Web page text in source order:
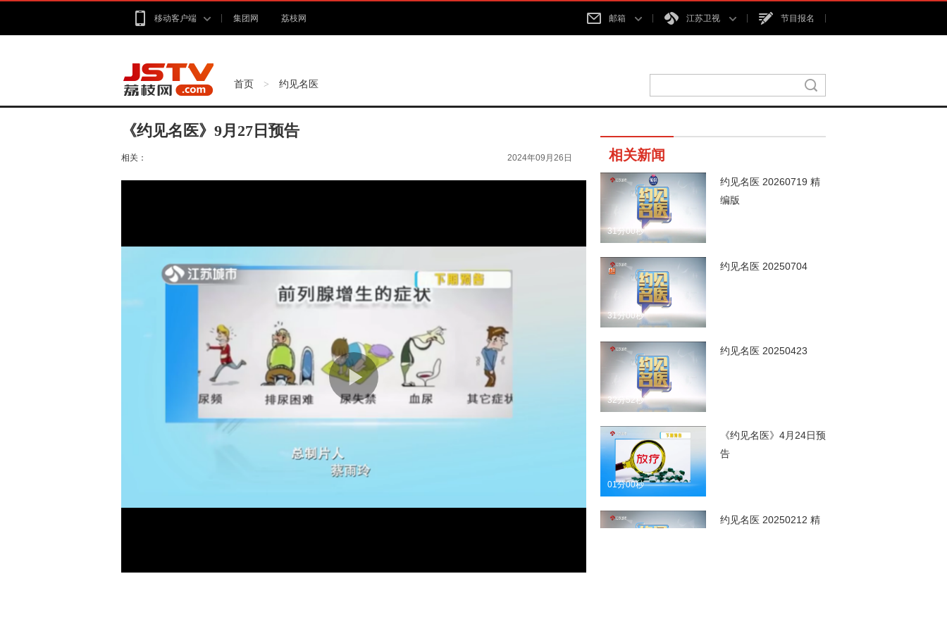
移动客户端 集团网 荔枝网 邮箱 江苏卫视 节目报名
首页 > 约见名医
《约见名医》9月27日预告
相关： 2024年09月26日 相关新闻
31分00秒
约见名医 20260719 精
编版
31分00秒
约见名医 20250704
32分52秒
约见名医 20250423
01分00秒
《约见名医》4月24日预
告
约见名医 20250212 精